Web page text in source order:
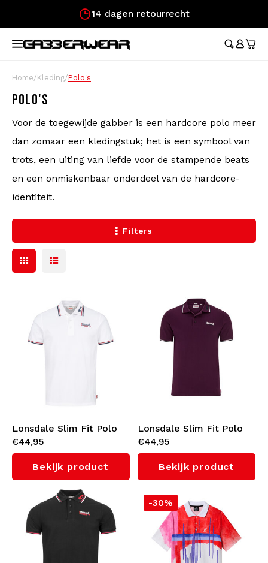
Hoofdmenu / kleding
Trainingspakken
T-Shirts
Korte Broeken
Broeken
Voetbalshirts
Sweaters & Hoodies
broeken /
Jassen
Legerkleding
Sokken
broeken /
Ondergoed
Hoofdmenu / merchandise
Festival Essentials
Heuptassen
Vlaggen
Polsbandjes
Stickers
Rugtassen
Sleutelhangers
Mutsen
Hoofdmenu
Nederlands
Deutsch
English
Snelle levering!
Home/Kleding/Polo's
POLO'S
Voor de toegewijde gabber is een hardcore polo meer
dan zomaar een kledingstuk; het is een symbool van
trots, een uiting van liefde voor de stampende beats
en een onmiskenbaar onderdeel van de hardcore-
identiteit.
Filters
Lonsdale Slim Fit Polo
'Lion' (White/Dark
Red/Navy)
€44,95
Bekijk product
Lonsdale Slim Fit Polo
'Lion' (Oxblood Red)
€44,95
Bekijk product
-30%